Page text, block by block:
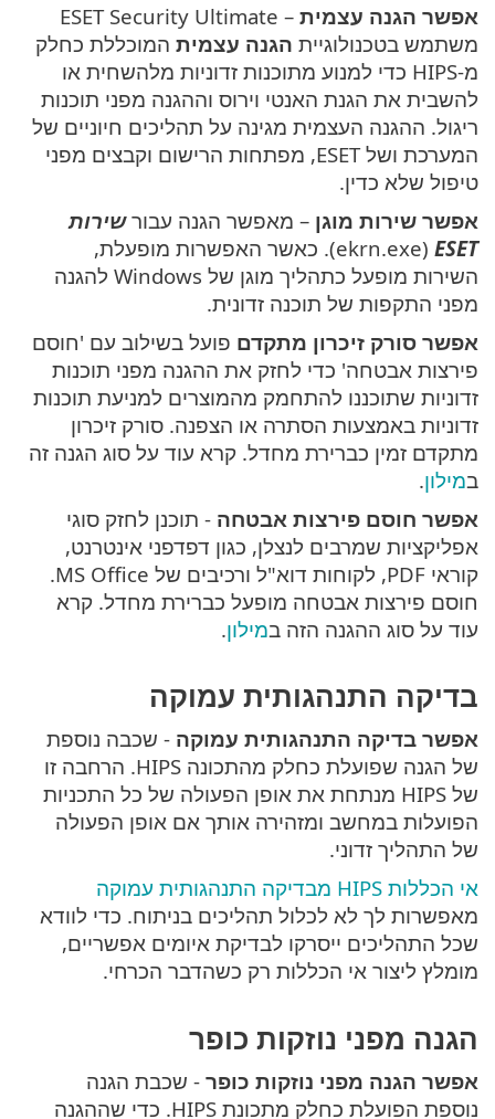
אפשר הגנה עצמית
– ESET Security Ultimate
משתמש בטכנולוגיית הגנה עצמית המוכללת כחלק
מ-HIPS כדי למנוע מתוכנות זדוניות מלהשחית או
להשבית את הגנת האנטי וירוס וההגנה מפני תוכנות
ריגול. ההגנה העצמית מגינה על תהליכים חיוניים של
המערכת ושל ESET, מפתחות הרישום וקבצים מפני
טיפול שלא כדין.
אפשר שירות מוגן – מאפשר הגנה עבורשירות
ESET
‏(ekrn.exe). כאשר האפשרות מופעלת,
השירות מופעל כתהליך מוגן של Windows להגנה
מפני התקפות של תוכנה זדונית.
אפשר סורק זיכרון מתקדם פועל בשילוב עם 'חוסם
פירצות אבטחה' כדי לחזק את ההגנה מפני תוכנות
זדוניות שתוכננו להתחמק מהמוצרים למניעת תוכנות
זדוניות באמצעות הסתרה או הצפנה. סורק זיכרון
מתקדם זמין כברירת מחדל. קרא עוד על סוג הגנה זה
במילון.
אפשר חוסם פירצות אבטחה - תוכנן לחזק סוגי
אפליקציות שמרבים לנצלן, כגון דפדפני אינטרנט,
קוראי PDF, לקוחות דוא"ל ורכיבים של MS Office.
חוסם פירצות אבטחה מופעל כברירת מחדל. קרא
עוד על סוג ההגנה הזה במילון.
בדיקה התנהגותית עמוקה
אפשר בדיקה התנהגותית עמוקה - שכבה נוספת
של הגנה שפועלת כחלק מהתכונה HIPS. הרחבה זו
של HIPS מנתחת את אופן הפעולה של כל התכניות
הפועלות במחשב ומזהירה אותך אם אופן הפעולה
של התהליך זדוני.
אי הכללות HIPS מבדיקה התנהגותית עמוקה
מאפשרות לך לא לכלול תהליכים בניתוח. כדי לוודא
שכל התהליכים ייסרקו לבדיקת איומים אפשריים,
מומלץ ליצור אי הכללות רק כשהדבר הכרחי.
הגנה מפני נוזקות כופר
אפשר הגנה מפני נוזקות כופר - שכבת הגנה
נוספת הפועלת כחלק מתכונת HIPS. כדי שההגנה